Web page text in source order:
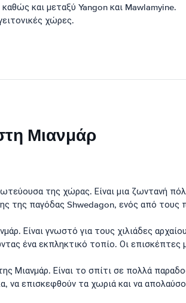
και μεταξύ Yangon και Mawlamyine.
χώρες.
Μιανμάρ
της χώρας. Είναι μια ζωντανή
της παγόδας Shwedagon, ενός από
Είναι γνωστό για τους χιλιάδες
ένα εκπληκτικό τοπίο. Οι
Μιανμάρ. Είναι το σπίτι σε πολλά
να επισκεφθούν τα χωριά και να